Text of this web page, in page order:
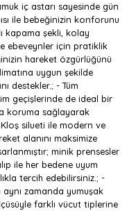
iç astarı sayesinde gün
ile bebeğinizin konforunu
kapama şekli, kolay
ebeveynler için pratiklik
hareket özgürlüğünü
uygun şekilde
destekler.; - Tüm
geçişlerinde de ideal bir
koruma sağlayarak
silueti ile modern ve
alanını maksimize
minik prensesler
ile her bedene uyum
tercih edebilirsiniz.; -
aynı zamanda yumuşak
farklı vücut tiplerine